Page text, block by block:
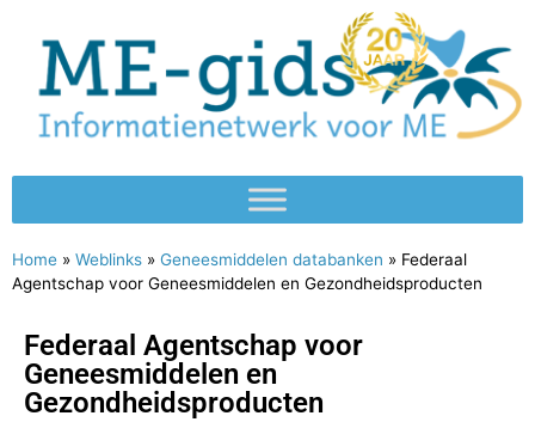
Home » Weblinks » Geneesmiddelen databanken » Federaal
Agentschap voor Geneesmiddelen en Gezondheidsproducten
Federaal Agentschap voor
Geneesmiddelen en
Gezondheidsproducten